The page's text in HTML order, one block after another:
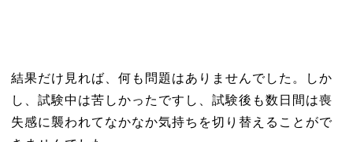
結果だけ見れば、何も問題はありませんでした。しか
し、試験中は苦しかったですし、試験後も数日間は喪
失感に襲われてなかなか気持ちを切り替えることがで